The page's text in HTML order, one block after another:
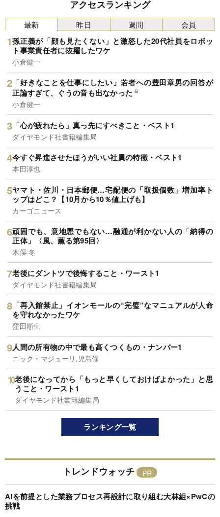
アクセスランキング
最新
孫正義が「顔も見たくない」と激怒した20代社員をロボッ
ト事業責任者に抜擢したワケ
小倉健一
「好きなことを仕事にしたい」若者への豊田章男の回答が
正論すぎて、ぐうの音も出なかった
小倉健一
「心が疲れたら」真っ先にすべきこと・ベスト1
ダイヤモンド社書籍編集局
今すぐ昇進させたほうがいい社員の特徴・ベスト1
本田淳也
ヤマト・佐川・日本郵便…宅配便の「取扱個数」増加率ト
ップはどこ？【10月から10％値上げも】
カーゴニュース
頑固でも、意地悪でもない…融通が利かない人の「納得の
正体」〈風、薫る第95回〉
木俣 冬
老後にダントツで後悔すること・ワースト1
ダイヤモンド社書籍編集局
「再入館禁止」イオンモールの“完璧”なマニュアルが人命
を守れなかったワケ
窪田順生
人間の所有物の中で最も高くつくもの・ナンバー1
ニック・マジューリ,児島修
老後になってから「もっと早くしておけばよかった」と思
うこと・ワースト1
ダイヤモンド社書籍編集局
昨日 週間 会員
ランキング一覧
トレンドウォッチ
AIを前提とした業務プロセス再設計に取り組む大林組×PwCの
挑戦